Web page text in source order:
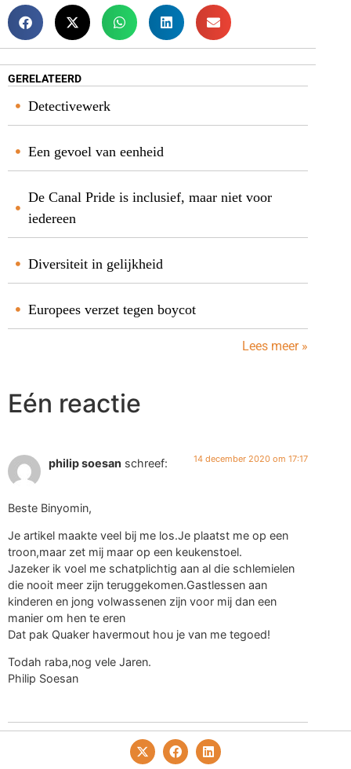
GERELATEERD
Detectivewerk
Een gevoel van eenheid
De Canal Pride is inclusief, maar niet voor
iedereen
Diversiteit in gelijkheid
Europees verzet tegen boycot
Lees meer »
Eén reactie
philip soesan schreef: 14 december 2020 om 17:17
Beste Binyomin,
Je artikel maakte veel bij me los.Je plaatst me op een
troon,maar zet mij maar op een keukenstoel.
Jazeker ik voel me schatplichtig aan al die schlemielen
die nooit meer zijn teruggekomen.Gastlessen aan
kinderen en jong volwassenen zijn voor mij dan een
manier om hen te eren
Dat pak Quaker havermout hou je van me tegoed!
Todah raba,nog vele Jaren.
Philip Soesan